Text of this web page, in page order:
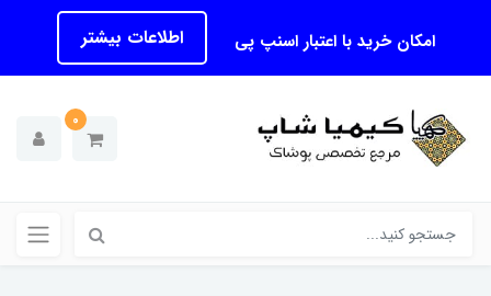
امکان خرید با اعتبار اسنپ پی اطلاعات بیشتر
0